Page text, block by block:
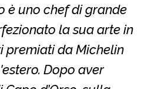
è uno chef di grande
la sua arte in
premiati da Michelin
Dopo aver